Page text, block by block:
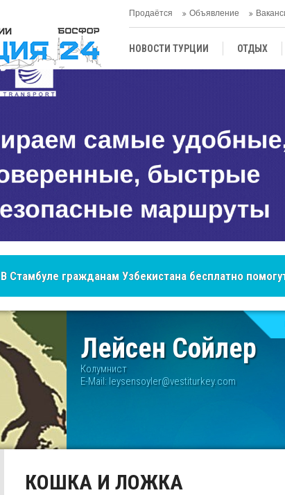
Продаётся Объявление
НОВОСТИ ТУРЦИИ ОТДЫХ
ЦЕНТРАЛЬНАЯ АЗИЯ
В Стамбуле гражданам Узбекистана бесплатно
вопросах
NCS Jeans: турецкий бренд, покоривший сердца
Лейсен Сойлер
Колумнист
E-Mail: leysensoyler@vestiturkey.com
КОШКА И ЛОЖКА